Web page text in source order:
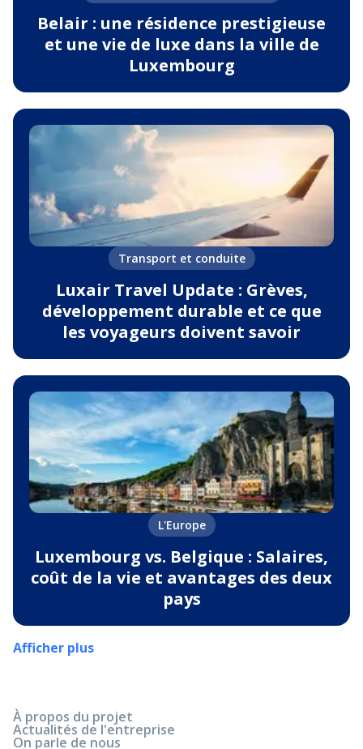
Belair : une résidence prestigieuse
et une vie de luxe dans la ville de
Luxembourg
Transport et conduite
Luxair Travel Update : Grèves,
développement durable et ce que
les voyageurs doivent savoir
L'Europe
Luxembourg vs. Belgique : Salaires,
coût de la vie et avantages des deux
pays
Afficher plus
À propos du projet
Actualités de l'entreprise
On parle de nous